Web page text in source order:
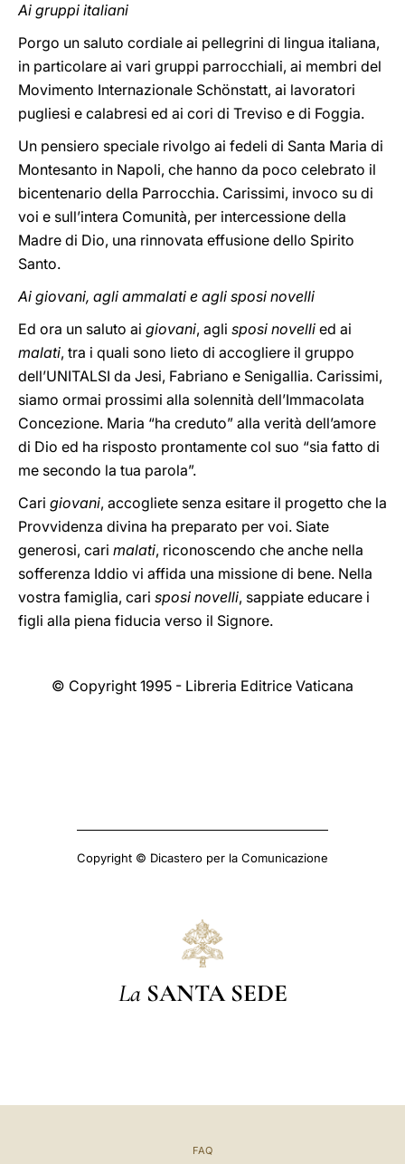
Ai gruppi italiani
Porgo un saluto cordiale ai pellegrini di lingua italiana,
in particolare ai vari gruppi parrocchiali, ai membri del
Movimento Internazionale Schönstatt, ai lavoratori
pugliesi e calabresi ed ai cori di Treviso e di Foggia.
Un pensiero speciale rivolgo ai fedeli di Santa Maria di
Montesanto in Napoli, che hanno da poco celebrato il
bicentenario della Parrocchia. Carissimi, invoco su di
voi e sull’intera Comunità, per intercessione della
Madre di Dio, una rinnovata effusione dello Spirito
Santo.
Ai giovani, agli ammalati e agli sposi novelli
Ed ora un saluto ai giovani, agli sposi novelli ed ai
malati, tra i quali sono lieto di accogliere il gruppo
dell’UNITALSI da Jesi, Fabriano e Senigallia. Carissimi,
siamo ormai prossimi alla solennità dell’Immacolata
Concezione. Maria “ha creduto” alla verità dell’amore
di Dio ed ha risposto prontamente col suo “sia fatto di
me secondo la tua parola”.
Cari giovani, accogliete senza esitare il progetto che la
Provvidenza divina ha preparato per voi. Siate
generosi, cari malati, riconoscendo che anche nella
sofferenza Iddio vi affida una missione di bene. Nella
vostra famiglia, cari sposi novelli, sappiate educare i
figli alla piena fiducia verso il Signore.
© Copyright 1995 - Libreria Editrice Vaticana
Copyright © Dicastero per la Comunicazione
La SANTA SEDE
FAQ